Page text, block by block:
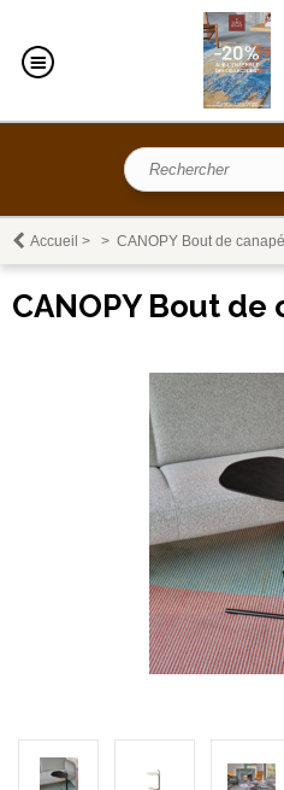
Accueil > > CANOPY Bout de
CANOPY Bout